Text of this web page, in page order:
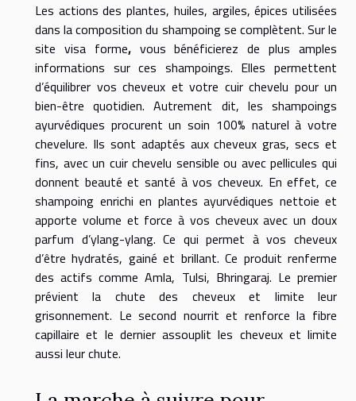
Les actions des plantes, huiles, argiles, épices utilisées
dans la composition du shampoing se complètent. Surle
site visa forme,vous bénéficierez de plus amples
informations sur ces shampoings. Elles permettent
d’équilibrer vos cheveux et votre cuir chevelu pour un
bien-être quotidien. Autrement dit, les shampoings
ayurvédiques procurent un soin 100% naturel à votre
chevelure. Ils sont adaptés aux cheveux gras, secs et
fins, avec un cuir chevelu sensible ou avec pellicules qui
donnent beauté et santé à vos cheveux. En effet, ce
shampoing enrichi en plantes ayurvédiques nettoie et
apporte volume et force à vos cheveux avec un doux
parfum d’ylang-ylang. Ce qui permet à vos cheveux
d’être hydratés, gainé et brillant. Ce produit renferme
des actifs comme Amla, Tulsi, Bhringaraj. Le premier
prévient la chute des cheveux et limite leur
grisonnement. Le second nourrit et renforce la fibre
capillaire et le dernier assouplit les cheveux et limite
aussi leur chute.